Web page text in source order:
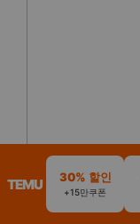
TEMU 30% 할인
+15만쿠폰